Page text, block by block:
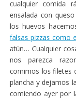
cualquier comida
ensalada con
los huevos
falsas pizzas como
atún… Cualquier
nos parezca
comimos los filetes
plancha y dejamos
comiendo ayer por